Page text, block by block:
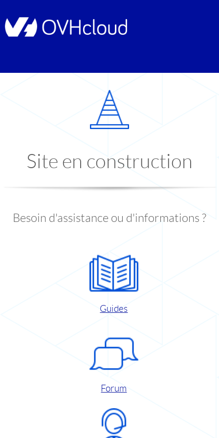
Site en construction
Besoin d'assistance ou d'informations ?
Guides
Forum